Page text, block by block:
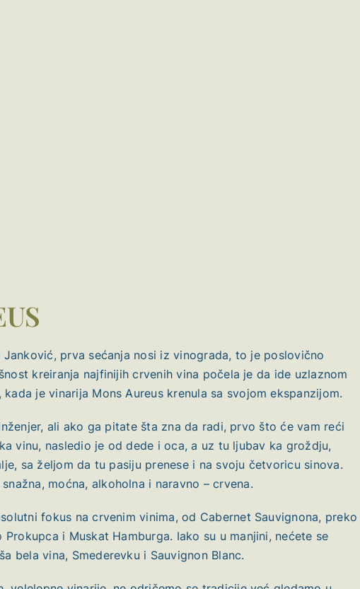
Janković, prva sećanja nosi iz vinograda, to je poslovično
kreiranja najfinijih crvenih vina počela je da ide uzlaznom
je vinarija Mons Aureus krenula sa svojom ekspanzijom.
ali ako ga pitate šta zna da radi, prvo što će vam reći
vinu, nasledio je od dede i oca, a uz tu ljubav ka groždju,
sa željom da tu pasiju prenese i na svoju četvoricu sinova.
moćna, alkoholna i naravno – crvena.
fokus na crvenim vinima, od Cabernet Sauvignona, preko
i Muskat Hamburga. Iako su u manjini, nećete se
bela vina, Smederevku i Sauvignon Blanc.